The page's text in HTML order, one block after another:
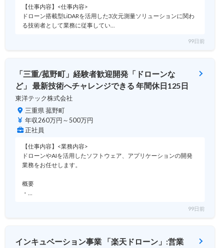
【仕事内容】<仕事内容>
ドローン搭載型LiDARを活用した3次元測量ソリューションに関わ
る技術者として業務に従事してい…
99日前
「三重/菰野町」経験者歓迎開発「ドローンな
ど」 最新技術へチャレンジできる 年間休日125日
東洋テック株式会社
三重県 菰野町
年収260万円～500万円
正社員
【仕事内容】<業務内容>
ドローンやAIを活用したソフトウェア、アプリケーションの開発
業務をお任せします。
概要
・…
99日前
インキュベーション事業 「楽天ドローン」:営業